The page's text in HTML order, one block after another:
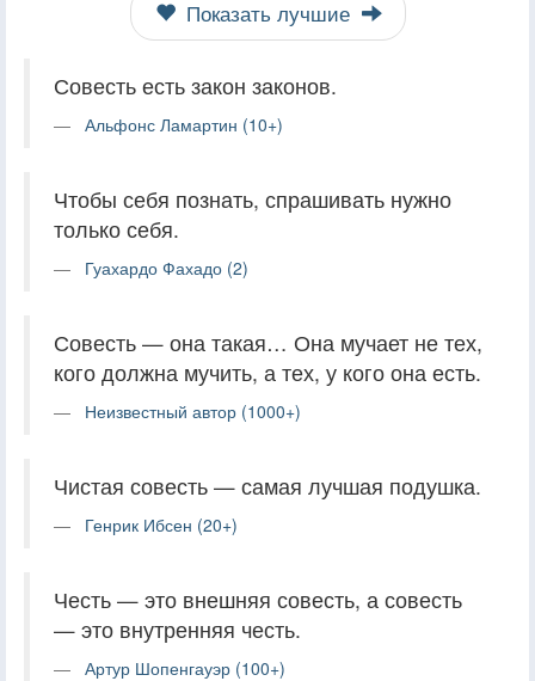
Показать лучшие
Совесть есть закон законов.
Альфонс Ламартин (10+)
Чтобы себя познать, спрашивать нужно
только себя.
Гуахардо Фахадо (2)
Совесть — она такая… Она мучает не тех,
кого должна мучить, а тех, у кого она есть.
Неизвестный автор (1000+)
Чистая совесть — самая лучшая подушка.
Генрик Ибсен (20+)
Честь — это внешняя совесть, а совесть
— это внутренняя честь.
Артур Шопенгауэр (100+)